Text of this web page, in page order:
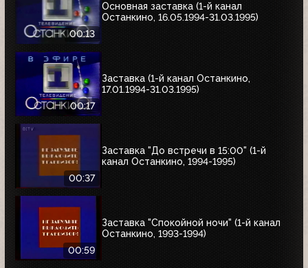
00:13
Основная заставка (1-й канал
Останкино, 16.05.1994-31.03.1995)
00:17
Заставка (1-й канал Останкино,
17.01.1994-31.03.1995)
00:37
Заставка "До встречи в 15:00" (1-й
канал Останкино, 1994-1995)
00:59
Заставка "Спокойной ночи" (1-й канал
Останкино, 1993-1994)